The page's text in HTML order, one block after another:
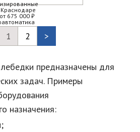
1 2 >
предназначены для
задач. Примеры
назначения: